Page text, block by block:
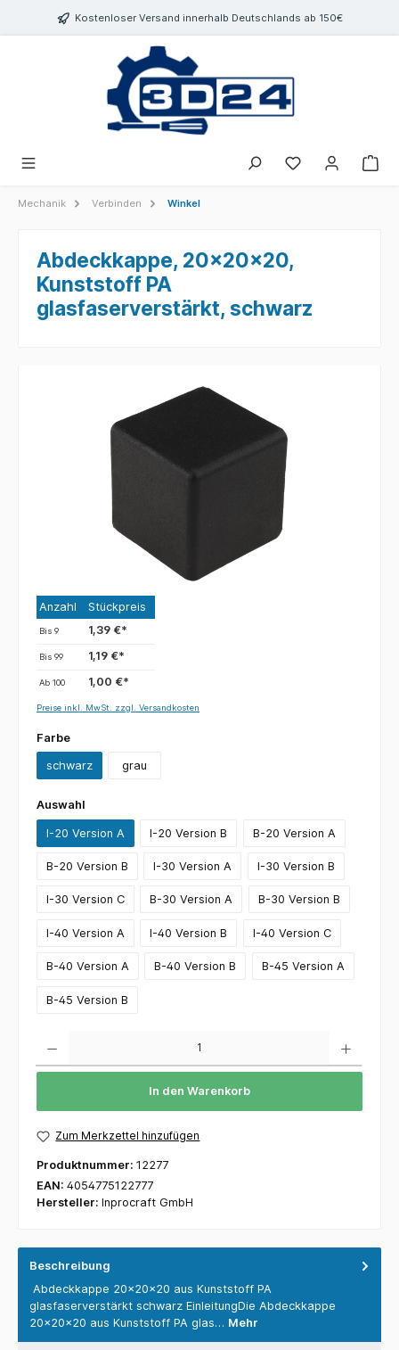
springenKostenloser Versand innerhalb Deutschlands ab 150€
Mechanik Verbinden Winkel
Abdeckkappe, 20x20x20,
Kunststoff PA
glasfaserverstärkt, schwarz
Anzahl Stückpreis
Bis9 1,39 €*
Bis99 1,19 €*
Ab100 1,00 €*
Preise inkl. MwSt. zzgl. Versandkosten
Farbe
schwarz grau
Auswahl
I-20 Version A I-20 Version B B-20 Version A
B-20 Version B I-30 Version A I-30 Version B
I-30 Version C B-30 Version A B-30 Version B
I-40 Version A I-40 Version B I-40 Version C
B-40 Version A B-40 Version B B-45 Version A
B-45 Version B
In den Warenkorb
Zum Merkzettel hinzufügen
Produktnummer: 12277
EAN: 4054775122777
Hersteller: Inprocraft GmbH
Beschreibung
Abdeckkappe 20x20x20 aus Kunststoff PA
glasfaserverstärkt schwarz EinleitungDie Abdeckkappe
20x20x20 aus Kunststoff PA glas… Mehr